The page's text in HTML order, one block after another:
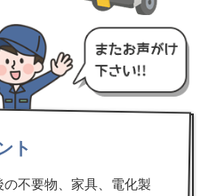
ト
不要物、家具、電化製